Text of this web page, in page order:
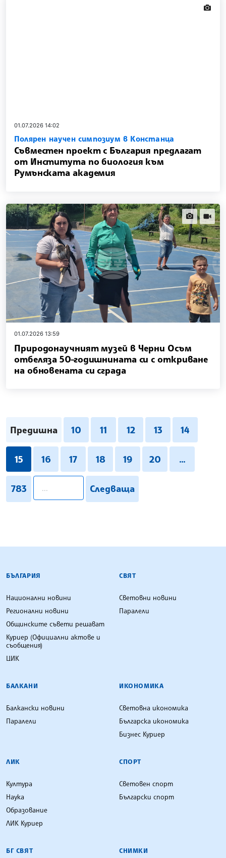
01.07.2026 14:02
Полярен научен симпозиум в Констанца
Съвместен проект с България предлагат
от Института по биология към
Румънската академия
news.images
01.07.2026 13:59
Природонаучният музей в Черни Осъм
отбеляза 50-годишнината си с откриване
на обновената си сграда
Предишна 10 11 12 13 14
15 16 17 18 19 20 ...
783 Следваща
БЪЛГАРСКА ТЕЛЕГРАФНА АГЕНЦИЯ
БЪЛГАРИЯ
Национални новини
Регионални новини
Общинските съвети решават
Куриер (Официални актове и
съобщения)
ЦИК
СВЯТ
Световни новини
Паралели
БАЛКАНИ
Балкански новини
Паралели
ИКОНОМИКА
Световна икономика
Българска икономика
Бизнес Куриер
ЛИК
Култура
Наука
Образование
ЛИК Куриер
СПОРТ
Световен спорт
Български спорт
БГ СВЯТ СНИМКИ